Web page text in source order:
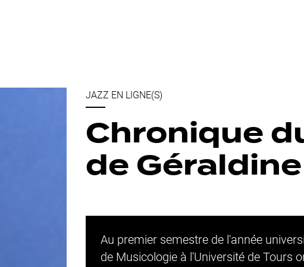
JAZZ EN LIGNE(S)
Chronique
de
Au premier semestre de l'année
de Musicologie à l'Université de Tours